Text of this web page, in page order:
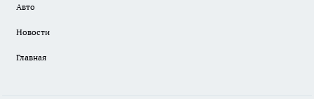
Авто
Новости
Главная